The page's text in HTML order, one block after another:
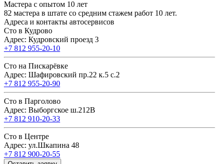
Мастера с опытом 10 лет
82 мастера в штате со средним стажем работ 10 лет.
Адреса и контакты автосервисов
Сто в Кудрово
Адрес: Кудровский проезд 3
+7 812 955-20-10
Сто на Пискарёвке
Адрес: Шафировский пр.22 к.5 с.2
+7 812 955-20-90
Сто в Парголово
Адрес: Выборгское ш.212В
+7 812 910-20-33
Сто в Центре
Адрес: ул.Шкапина 48
+7 812 900-20-55